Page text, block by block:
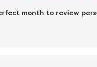
month to review